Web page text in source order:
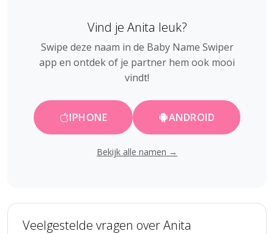
Vind je Anita leuk?
Swipe deze naam in de Baby Name Swiper
app en ontdek of je partner hem ook mooi
vindt!
IPHONE ANDROID
Bekijk alle namen →
Veelgestelde vragen over Anita